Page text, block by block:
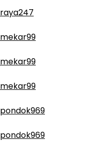
raya247
mekar99
mekar99
mekar99
pondok969
pondok969